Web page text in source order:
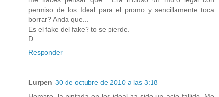
permiso de los Ideal para el promo y sencillamente toca
borrar? Anda que...
Es el fake del fake? to se pierde.
D
Responder
Lurpen 30 de octubre de 2010 a las 3:18